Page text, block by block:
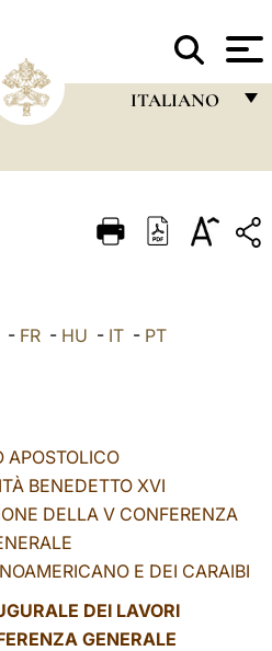
ITALIANO
ITALIANO
中文
LATINE
FR- HU - IT- PT
APOSTOLICO
BENEDETTO XVI
DELLA V CONFERENZA
E DEI CARAIBI
DEI LAVORI
GENERALE